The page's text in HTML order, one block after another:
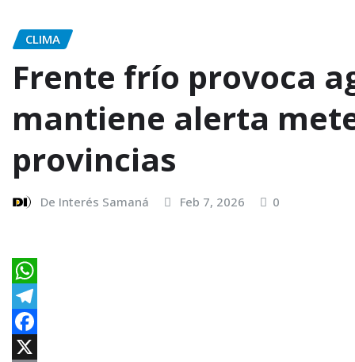
CLIMA
Frente frío provoca
mantiene alerta
provincias
De Interés Samaná Feb 7, 2026 0
W
h
a
T
e
F